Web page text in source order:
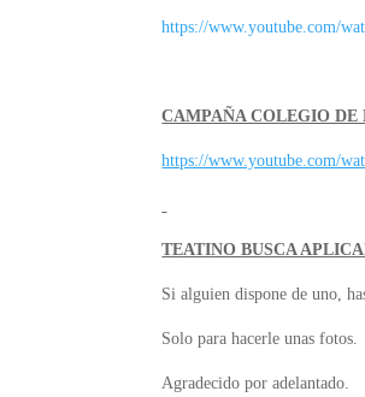
https://www.youtube.com/
CAMPAÑA COLEGIO DE
https://www.youtube.com/
TEATINO BUSCA
Si alguien dispone de uno,
Solo para hacerle unas fotos.
Agradecido por adelantado.